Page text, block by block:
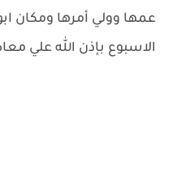
عمها وولي أمرها ومكان
الاسبوع بإذن الله علي